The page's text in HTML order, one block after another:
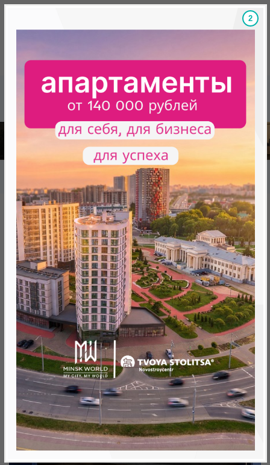
Скидки на новостройки, бонусы Готовые
База новостроек Минска «Минск Мир»
12.8 "Париж", квартал "Западная Европа"
12.8 "Париж", квартал
"Западная Европа"
нет в продаже
Минск, Октябрьский, ул. Савицкого 35
метро «Ковальская Слобода», 566 м
Объект реализован